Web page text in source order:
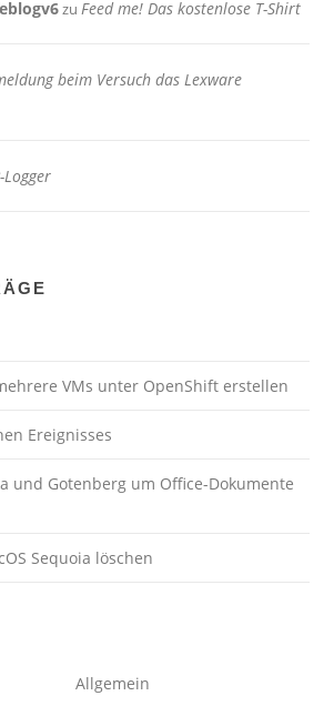
zuFeed me! Das kostenlose T-Shirt
beim Versuch das Lexware
Logger
VMs unter OpenShift erstellen
Ereignisses
und Gotenberg um Office-Dokumente
Sequoia löschen
Allgemein